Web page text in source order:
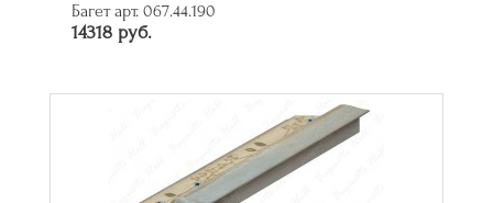
Багет арт. 067.44.190
14318 руб.